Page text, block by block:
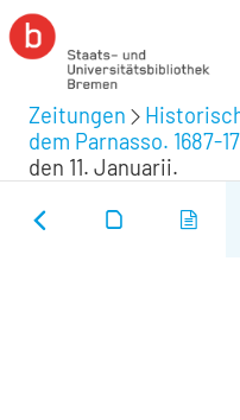
Zeitungen
dem Parnasso. 1687-
den 11. Januarii.